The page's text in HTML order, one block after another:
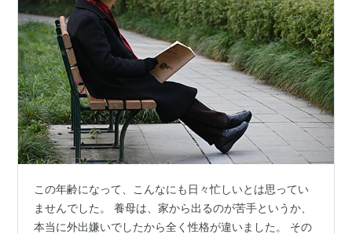
この年齢になって、こんなにも日々忙しいとは思ってい
ませんでした。 養母は、家から出るのが苦手というか、
本当に外出嫌いでしたから全く性格が違いました。 その